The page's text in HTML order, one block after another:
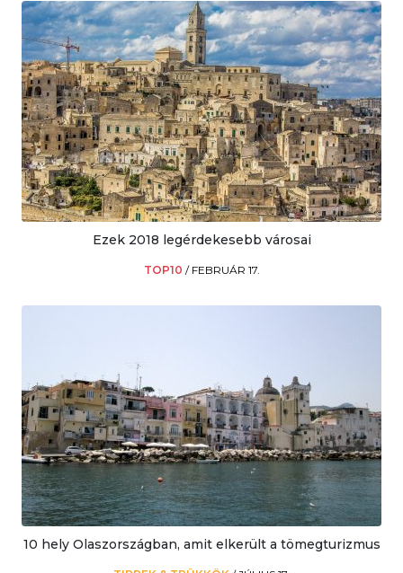
Ezek 2018 legérdekesebb városai
TOP10 / FEBRUÁR 17.
10 hely Olaszországban, amit elkerült a tömegturizmus